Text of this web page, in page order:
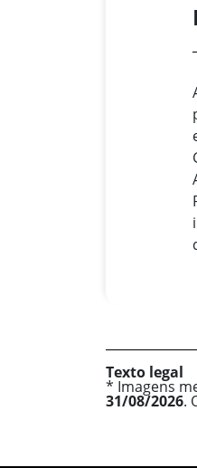
Texto legal
* Imagens
31/08/2026.